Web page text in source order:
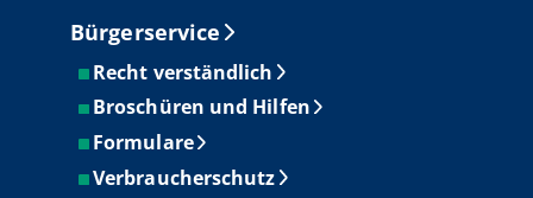
Bürgerservice
Recht verständlich
Broschüren und Hilfen
Formulare
Verbraucherschutz